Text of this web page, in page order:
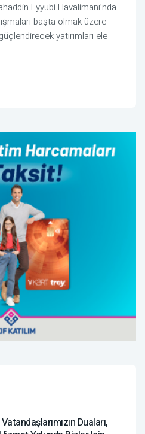
Eyyubi Havalimanı’nda
başta olmak üzere
yatırımları ele
Duaları,